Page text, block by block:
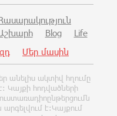
է նույնիսկ Google
23:58:58 8-08-2026
ոչնչացվել
23:39:22 8-08-2026
Blog
Life
Մեր մասին
անելիս ակտիվ հղումը
Կայքի հոդվածների
է:Կայքում